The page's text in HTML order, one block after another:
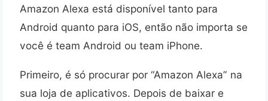
Amazon Alexa está disponível tanto para
Android quanto para iOS, então não importa se
você é team Android ou team iPhone.
Primeiro, é só procurar por “Amazon Alexa” na
sua loja de aplicativos. Depois de baixar e